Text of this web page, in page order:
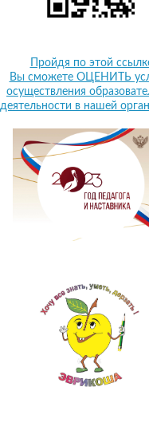
Пройдя по этой
Вы сможете ОЦЕНИТЬ
осуществления
деятельности в нашей